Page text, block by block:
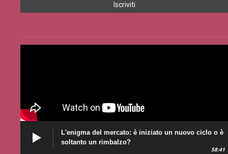
L'enigma del mercato: è iniziato un nuovo ciclo o è
soltanto un rimbalzo?
58:41